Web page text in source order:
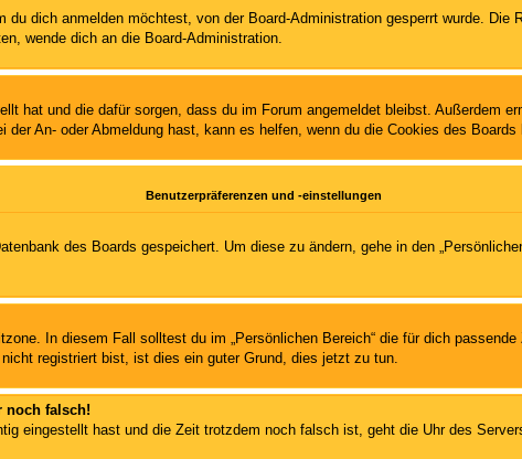
dich anmelden möchtest, von der Board-Administration gesperrt wurde.
wende dich an die Board-Administration.
hat und die dafür sorgen, dass du im Forum angemeldet bleibst. Außerdem
An- oder Abmeldung hast, kann es helfen, wenn du die Cookies des Boards
Benutzerpräferenzen und -einstellungen
des Boards gespeichert. Um diese zu ändern, gehe in den
In diesem Fall solltest du im „Persönlichen Bereich“ die für dich
registriert bist, ist dies ein guter Grund, dies jetzt zu tun.
noch falsch!
eingestellt hast und die Zeit trotzdem noch falsch ist, geht die Uhr des